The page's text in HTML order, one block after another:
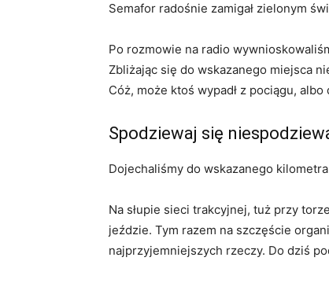
Semafor radośnie zamigał zielonym
Po rozmowie na radio
Zbliżając się do wskazanego miejsca
Cóż, może ktoś wypadł z pociągu,
Spodziewaj się
Dojechaliśmy do wskazanego
Na słupie sieci trakcyjnej, tuż przy
jeździe. Tym razem na szczęście
najprzyjemniejszych rzeczy. Do dziś